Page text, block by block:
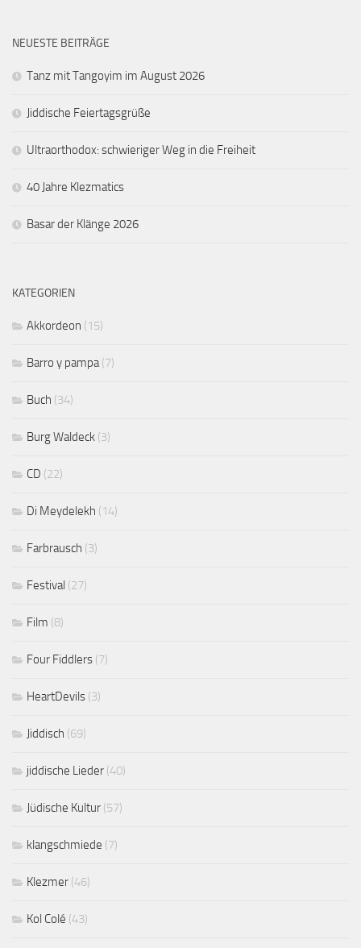
NEUESTE BEITRÄGE
Tanz mit Tangoyim im August 2026
Jiddische Feiertagsgrüße
Ultraorthodox: schwieriger Weg in die Freiheit
40 Jahre Klezmatics
Basar der Klänge 2026
KATEGORIEN
Akkordeon (15)
Barro y pampa(7)
Buch (34)
Burg Waldeck (3)
CD (22)
Di Meydelekh (14)
Farbrausch (3)
Festival (27)
Film (8)
Four Fiddlers (7)
HeartDevils (3)
Jiddisch (69)
jiddische Lieder (40)
Jüdische Kultur (57)
klangschmiede (7)
Klezmer (46)
Kol Colé (43)